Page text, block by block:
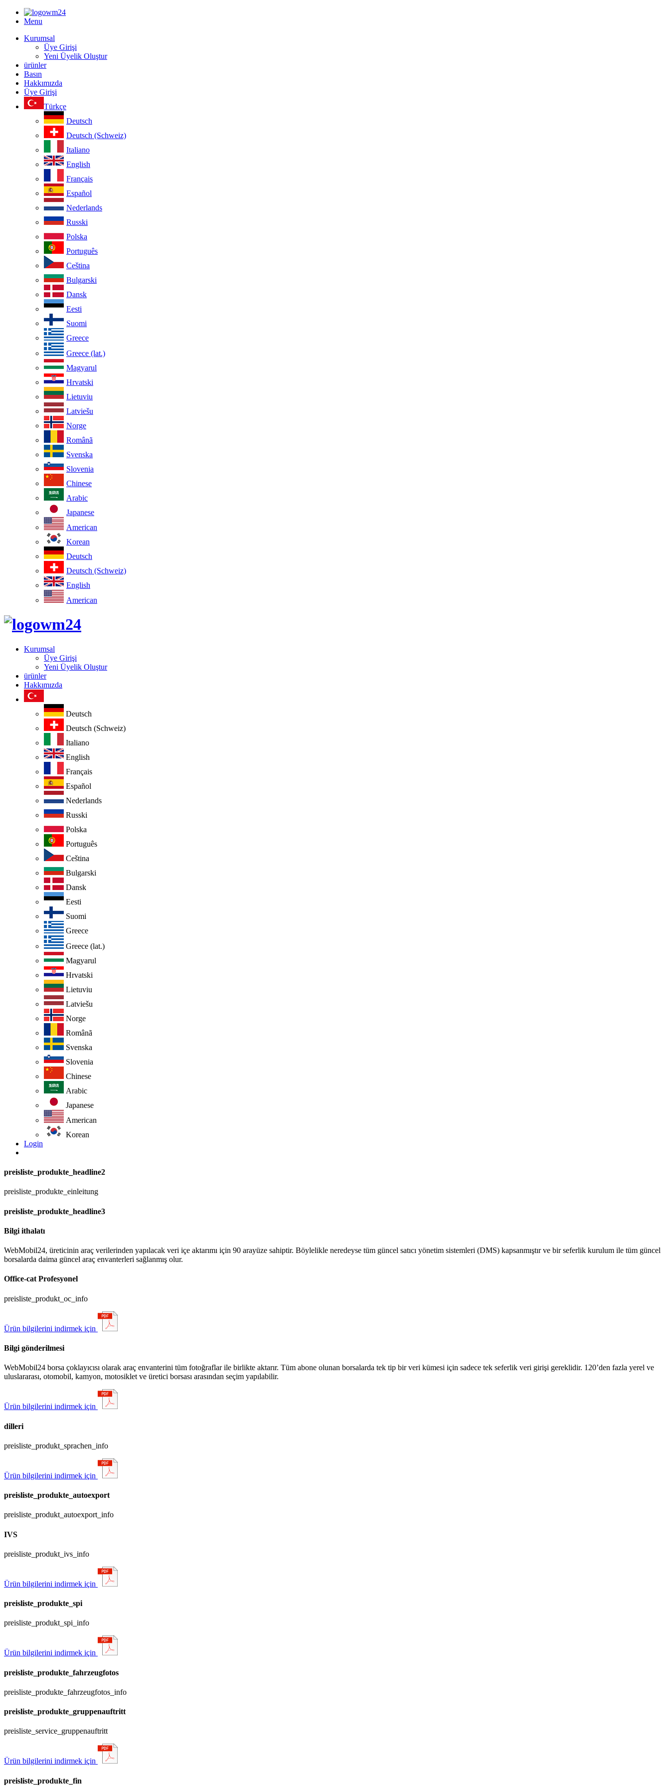
Menu
Kurumsal
Üye Girişi
Yeni Üyelik Oluştur
ürünler
Basın
Hakkımızda
Üye Girişi
Türkçe
Deutsch
Deutsch (Schweiz)
Italiano
English
Français
Español
Nederlands
Russki
Polska
Português
Ceština
Bulgarski
Dansk
Eesti
Suomi
Greece
Greece (lat.)
Magyarul
Hrvatski
Lietuviu
Latviešu
Norge
Românã
Svenska
Slovenia
Chinese
Arabic
Japanese
American
Korean
Deutsch
Deutsch (Schweiz)
English
American
Kurumsal
Üye Girişi
Yeni Üyelik Oluştur
ürünler
Hakkımızda
Deutsch
Deutsch (Schweiz)
Italiano
English
Français
Español
Nederlands
Russki
Polska
Português
Ceština
Bulgarski
Dansk
Eesti
Suomi
Greece
Greece (lat.)
Magyarul
Hrvatski
Lietuviu
Latviešu
Norge
Românã
Svenska
Slovenia
Chinese
Arabic
Japanese
American
Korean
Login
preisliste_produkte_headline2
preisliste_produkte_einleitung
preisliste_produkte_headline3
Bilgi ithalatı
WebMobil24, üreticinin araç verilerinden yapılacak veri içe aktarımı için 90 arayüze sahiptir. Böylelikle neredeyse tüm güncel satıcı yönetim sistemleri (DMS) kapsanmıştır ve bir seferlik kurulum ile tüm güncel
borsalarda daima güncel araç envanterleri sağlanmış olur.
Office-cat Profesyonel
preisliste_produkt_oc_info
Ürün bilgilerini indirmek için
Bilgi gönderilmesi
WebMobil24 borsa çoklayıcısı olarak araç envanterini tüm fotoğraflar ile birlikte aktarır. Tüm abone olunan borsalarda tek tip bir veri kümesi için sadece tek seferlik veri girişi gereklidir. 120’den fazla yerel ve
uluslararası, otomobil, kamyon, motosiklet ve üretici borsası arasından seçim yapılabilir.
Ürün bilgilerini indirmek için
dilleri
preisliste_produkt_sprachen_info
Ürün bilgilerini indirmek için
preisliste_produkte_autoexport
preisliste_produkt_autoexport_info
IVS
preisliste_produkt_ivs_info
Ürün bilgilerini indirmek için
preisliste_produkte_spi
preisliste_produkt_spi_info
Ürün bilgilerini indirmek için
preisliste_produkte_fahrzeugfotos
preisliste_produkte_fahrzeugfotos_info
preisliste_produkte_gruppenauftritt
preisliste_service_gruppenauftritt
Ürün bilgilerini indirmek için
preisliste_produkte_fin